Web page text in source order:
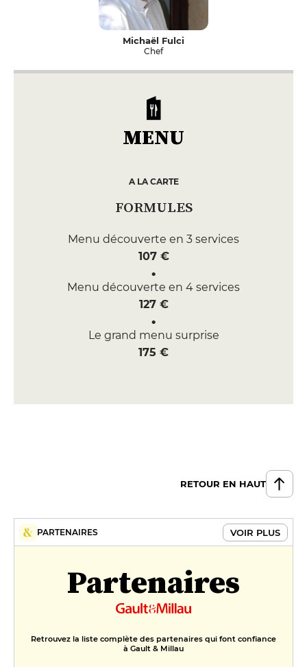
Michaël Fulci
Chef
MENU
A LA CARTE
FORMULES
Menu découverte en 3 services
107 €
Menu découverte en 4 services
127 €
Le grand menu surprise
175 €
RETOUR EN HAUT
PARTENAIRES VOIR PLUS
Partenaires
Retrouvez la liste complète des partenaires qui font confiance
à Gault & Millau